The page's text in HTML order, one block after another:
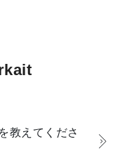
教えてくださ